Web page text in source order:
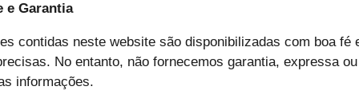
e Garantia
contidas neste website são disponibilizadas com boa fé
No entanto, não fornecemos garantia, expressa
informações.